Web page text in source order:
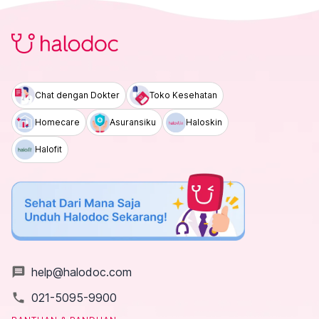
Chat dengan Dokter Toko Kesehatan
Homecare Asuransiku Haloskin
Halofit
message help@halodoc.com
local_phone 021-5095-9900